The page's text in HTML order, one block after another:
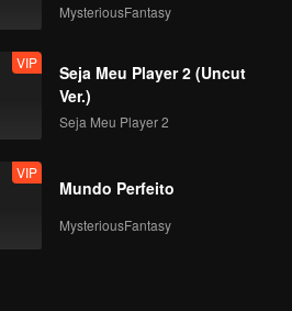
MysteriousFantasy
VIP
Seja Meu Player 2 (Uncut
Ver.)
Seja Meu Player 2
VIP
Mundo Perfeito
MysteriousFantasy